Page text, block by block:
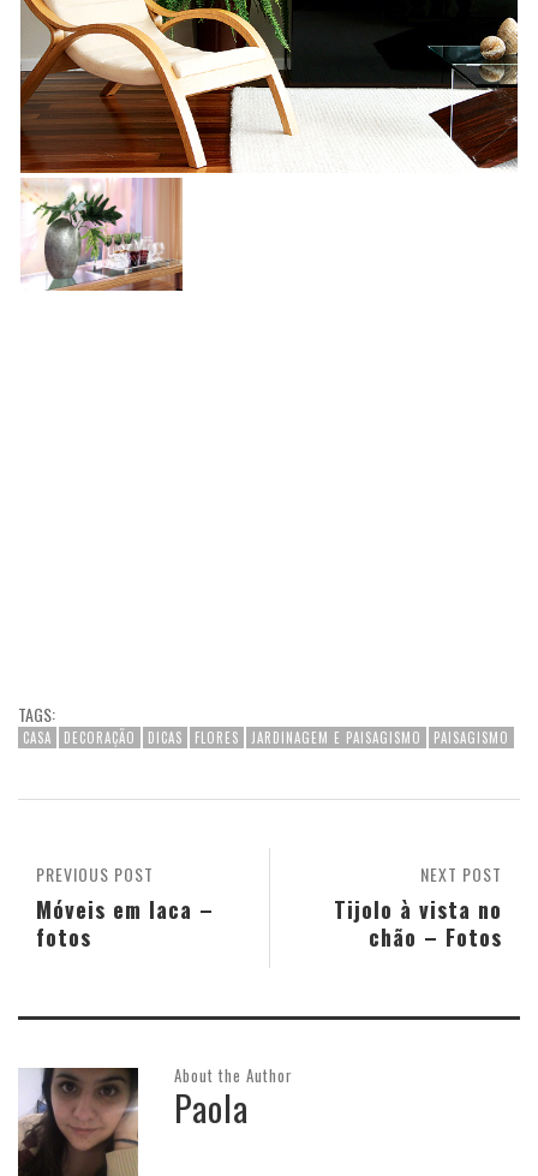
TAGS:
CASA DECORAÇÃO DICAS FLORES JARDINAGEM E PAISAGISMO PAISAGISMO
NEXT POST
Tijolo à vista no
chão – Fotos
PREVIOUS POST
Móveis em laca –
fotos
About the Author
Paola